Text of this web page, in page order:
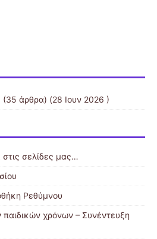
(35 άρθρα) (28 Ιουν 2026 )
σελίδες μας…
Ρεθύμνου
παιδικών χρόνων – Συνέντευξη